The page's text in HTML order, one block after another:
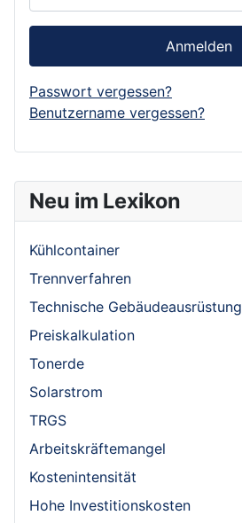
Neu im Lexikon
Kühlcontainer
Trennverfahren
Technische Gebäudeausrüstung
Preiskalkulation
Tonerde
Solarstrom
TRGS
Arbeitskräftemangel
Kostenintensität
Hohe Investitionskosten
Anmelden
Passwort vergessen?
Benutzername vergessen?